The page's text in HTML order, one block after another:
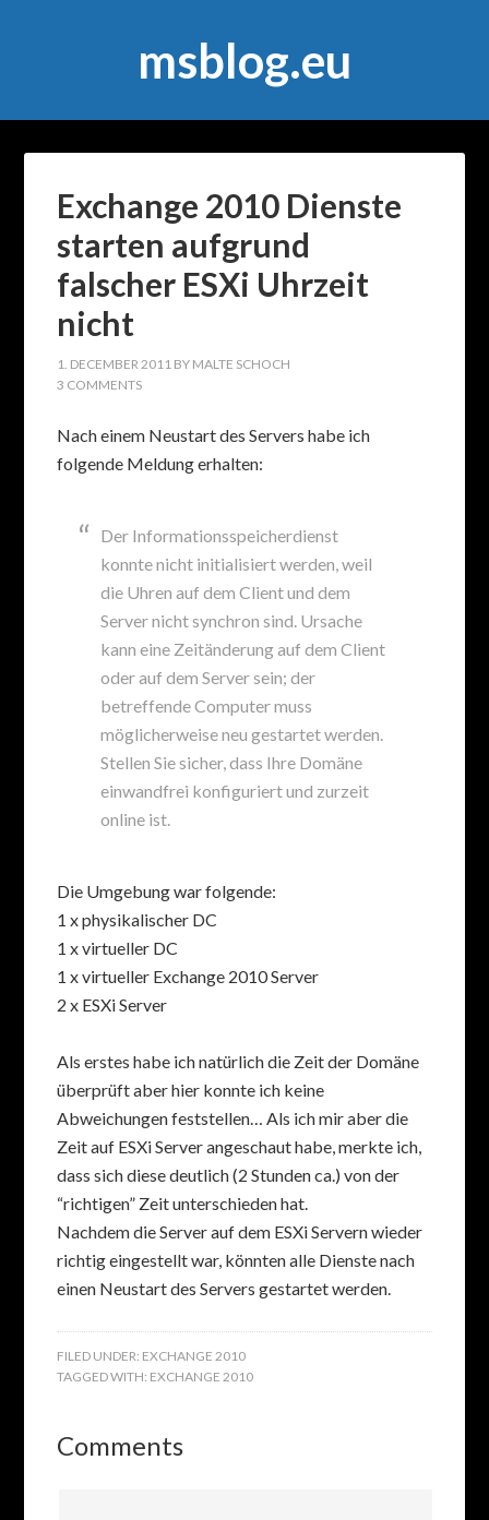
msblog.eu
Exchange 2010 Dienste
starten aufgrund
falscher ESXi Uhrzeit
nicht
1. DECEMBER 2011 BY MALTE SCHOCH
3 COMMENTS
Nach einem Neustart des Servers habe ich
folgende Meldung erhalten:
Der Informationsspeicherdienst
konnte nicht initialisiert werden, weil
die Uhren auf dem Client und dem
Server nicht synchron sind. Ursache
kann eine Zeitänderung auf dem Client
oder auf dem Server sein; der
betreffende Computer muss
möglicherweise neu gestartet werden.
Stellen Sie sicher, dass Ihre Domäne
einwandfrei konfiguriert und zurzeit
online ist.
Die Umgebung war folgende:
1 x physikalischer DC
1 x virtueller DC
1 x virtueller Exchange 2010 Server
2 x ESXi Server
Als erstes habe ich natürlich die Zeit der Domäne
überprüft aber hier konnte ich keine
Abweichungen feststellen… Als ich mir aber die
Zeit auf ESXi Server angeschaut habe, merkte ich,
dass sich diese deutlich (2 Stunden ca.) von der
“richtigen” Zeit unterschieden hat.
Nachdem die Server auf dem ESXi Servern wieder
richtig eingestellt war, könnten alle Dienste nach
einen Neustart des Servers gestartet werden.
FILED UNDER: EXCHANGE 2010
TAGGED WITH: EXCHANGE 2010
Comments